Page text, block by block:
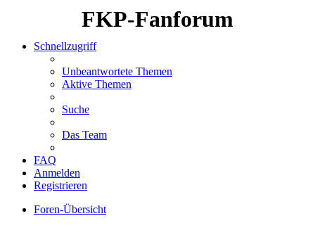
FKP-Fanforum
Schnellzugriff
Unbeantwortete Themen
Aktive Themen
Suche
Das Team
FAQ
Anmelden
Registrieren
Foren-Übersicht